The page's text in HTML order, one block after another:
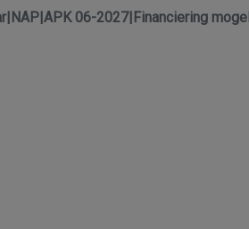
06-2027|Financiering